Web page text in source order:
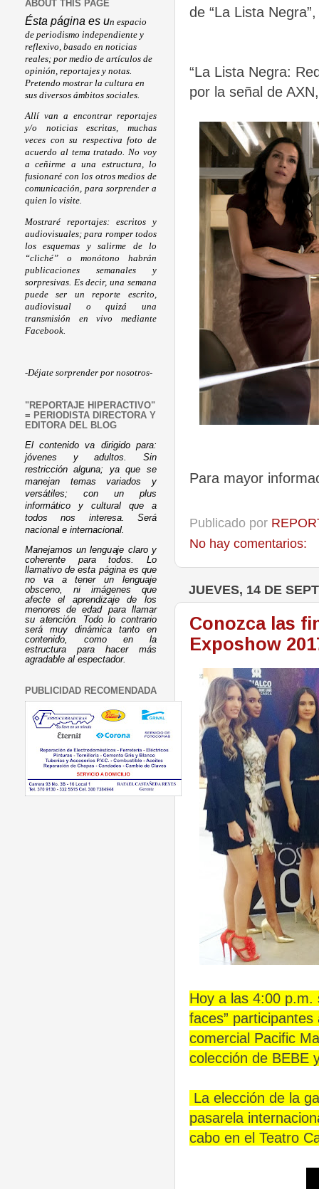
de “La Lista
“La Lista Negra:
por la señal de
Para mayor
Publicado por
No hay comentarios:
JUEVES, 14 DE
Conozca las
Exposhow
Hoy a las 4:00 p.m.
faces”
comercial Pacific
colección de BEBE
La elección de la
pasarela
cabo en el Teatro
ABOUT THIS PAGE
Ésta página es un espacio
de periodismo independiente y
reflexivo, basado en noticias
reales; por medio de artículos de
opinión, reportajes y notas.
Pretendo mostrar la cultura en
sus diversos ámbitos sociales.
Allí van a encontrar reportajes
y/o noticias escritas, muchas
veces con su respectiva foto de
acuerdo al tema tratado. No voy
a ceñirme a una estructura, lo
fusionaré con los otros medios de
comunicación, para sorprender a
quien lo visite.
Mostraré reportajes: escritos y
audiovisuales; para romper todos
los esquemas y salirme de lo
“cliché” o monótono habrán
publicaciones semanales y
sorpresivas. Es decir, una semana
puede ser un reporte escrito,
audiovisual o quizá una
transmisión en vivo mediante
Facebook.
-Déjate sorprender por nosotros-
"REPORTAJE HIPERACTIVO"
= PERIODISTA DIRECTORA Y
EDITORA DEL BLOG
El contenido va dirigido para:
jóvenes y adultos. Sin
restricción alguna; ya que se
manejan temas variados y
versátiles; con un plus
informático y cultural que a
todos nos interesa. Será
nacional e internacional.
Manejamos un lenguaje claro y
coherente para todos. Lo
llamativo de esta página es que
no va a tener un lenguaje
obsceno, ni imágenes que
afecte el aprendizaje de los
menores de edad para llamar
su atención. Todo lo contrario
será muy dinámica tanto en
contenido, como en la
estructura para hacer más
agradable al espectador.
PUBLICIDAD RECOMENDADA